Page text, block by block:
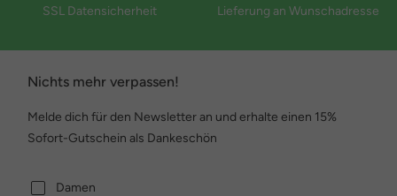
SSL Datensicherheit Lieferung an Wunschadresse
Nichts mehr verpassen!
Melde dich für den Newsletter an und erhalte einen 15%
Sofort-Gutschein als Dankeschön
Damen